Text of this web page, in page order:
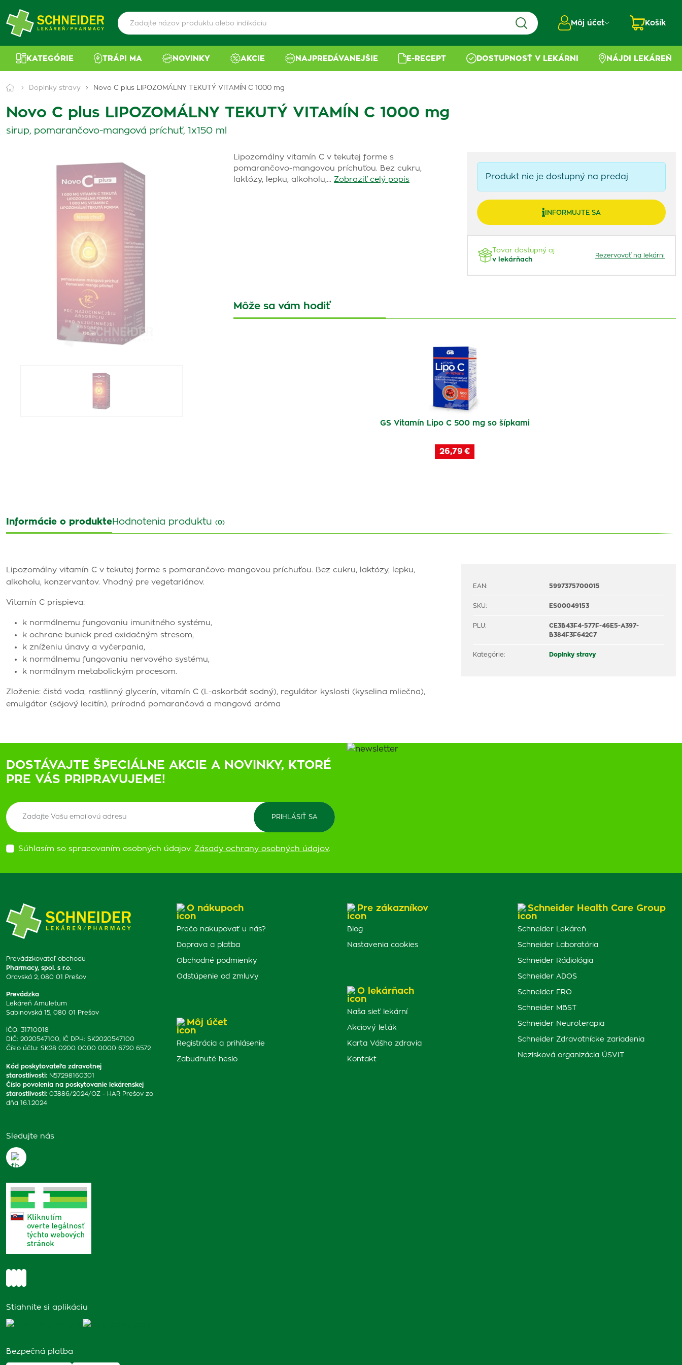
Môj účet Košík
KATEGÓRIE TRÁPI MA NOVINKY AKCIE NAJPREDÁVANEJŠIE E-RECEPT DOSTUPNOSŤ V LEKÁRNI NÁJDI LEKÁREŇ
Doplnky stravy Novo C plus LIPOZOMÁLNY TEKUTÝ VITAMÍN C 1000 mg
Novo C plus LIPOZOMÁLNY TEKUTÝ VITAMÍN C 1000 mg
sirup, pomarančovo-mangová príchuť, 1x150 ml
Lipozomálny vitamín C v tekutej forme s
pomarančovo-mangovou príchuťou. Bez cukru,
laktózy, lepku, alkoholu,… Zobraziť celý popis Produkt nie je dostupný na predaj
INFORMUJTE SA
Tovar dostupný aj
v lekárňach
Rezervovať na lekárni
Môže sa vám hodiť
GS Vitamín Lipo C 500 mg so šípkami
26,79 €
Informácie o produkteHodnotenia produktu (0)
Lipozomálny vitamín C v tekutej forme s pomarančovo-mangovou príchuťou. Bez cukru, laktózy, lepku,
alkoholu, konzervantov. Vhodný pre vegetariánov.
Vitamín C prispieva:
k normálnemu fungovaniu imunitného systému,
k ochrane buniek pred oxidačným stresom,
k zníženiu únavy a vyčerpania,
k normálnemu fungovaniu nervového systému,
k normálnym metabolickým procesom.
Zloženie: čistá voda, rastlinný glycerín, vitamín C (L-askorbát sodný), regulátor kyslosti (kyselina mliečna),
emulgátor (sójový lecitín), prírodná pomarančová a mangová aróma
EAN: 5997375700015
SKU: ES00049153
PLU:
CE3B43F4-577F-46E5-A397-
B384F3F642C7
Kategórie: Doplnky stravy
DOSTÁVAJTE ŠPECIÁLNE AKCIE A NOVINKY, KTORÉ
PRE VÁS PRIPRAVUJEME!
Súhlasím so spracovaním osobných údajov. Zásady ochrany osobných údajov.
Prevádzkovateľ obchodu
Pharmacy, spol. s r.o.
Oravská 2, 080 01 Prešov
Prevádzka
Lekáreň Amuletum
Sabinovská 15, 080 01 Prešov
IČO: 31710018
DIČ: 2020547100, IČ DPH: SK2020547100
Číslo účtu: SK28 0200 0000 0000 6720 6572
Kód poskytovateľa zdravotnej
starostlivosti: N57298160301
Číslo povolenia na poskytovanie lekárenskej
starostlivosti: 03886/2024/OZ - HAR Prešov zo
dňa 16.1.2024
Sledujte nás
Stiahnite si aplikáciu
Bezpečná platba
O nákupoch
Prečo nakupovať u nás?
Doprava a platba
Obchodné podmienky
Odstúpenie od zmluvy
Môj účet
Registrácia a prihlásenie
Zabudnuté heslo
Pre zákazníkov
Blog
Nastavenia cookies
O lekárňach
Naša sieť lekární
Akciový leták
Karta Vášho zdravia
Kontakt
Schneider Health Care Group
Schneider Lekáreň
Schneider Laboratória
Schneider Rádiológia
Schneider ADOS
Schneider FRO
Schneider MBST
Schneider Neuroterapia
Schneider Zdravotnícke zariadenia
Nezisková organizácia ÚSVIT